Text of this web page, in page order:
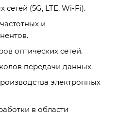
(5G, LTE, Wi-Fi).
и
оптических сетей.
передачи данных.
электронных
в области